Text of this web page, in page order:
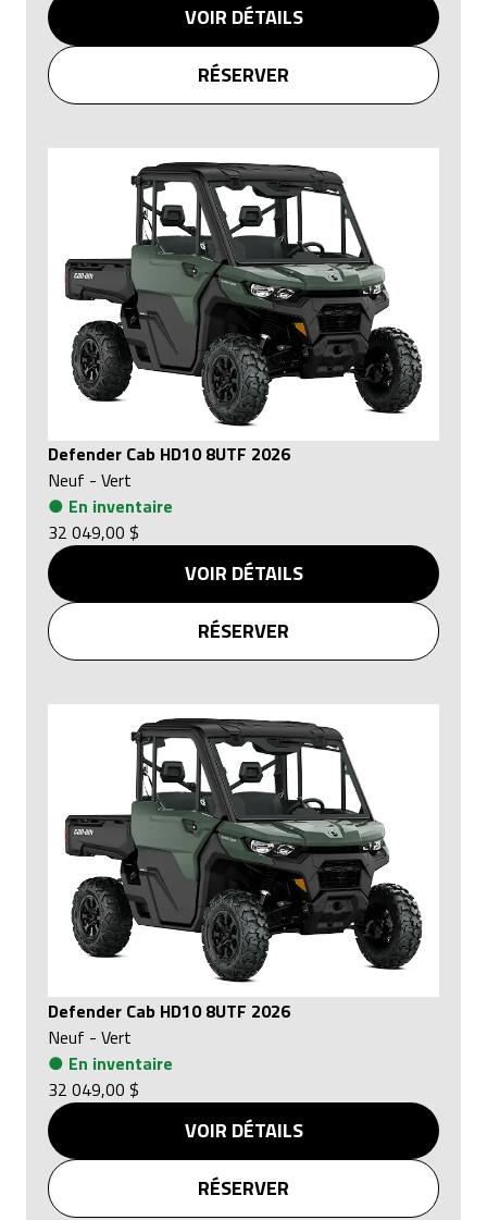
VOIR DÉTAILS
RÉSERVER
Defender Cab HD10 8UTF 2026
Neuf - Vert
● En inventaire
32 049,00 $
VOIR DÉTAILS
RÉSERVER
Defender Cab HD10 8UTF 2026
Neuf - Vert
● En inventaire
32 049,00 $
VOIR DÉTAILS
RÉSERVER